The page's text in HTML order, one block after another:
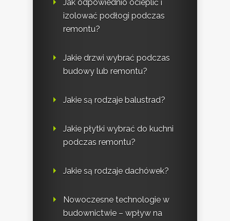
Jak odpowiednio ocieplić i
izolować podłogi podczas
remontu?
Jakie drzwi wybrać podczas
budowy lub remontu?
Jakie są rodzaje balustrad?
Jakie płytki wybrać do kuchni
podczas remontu?
Jakie są rodzaje dachówek?
Nowoczesne technologie w
budownictwie – wpływ na